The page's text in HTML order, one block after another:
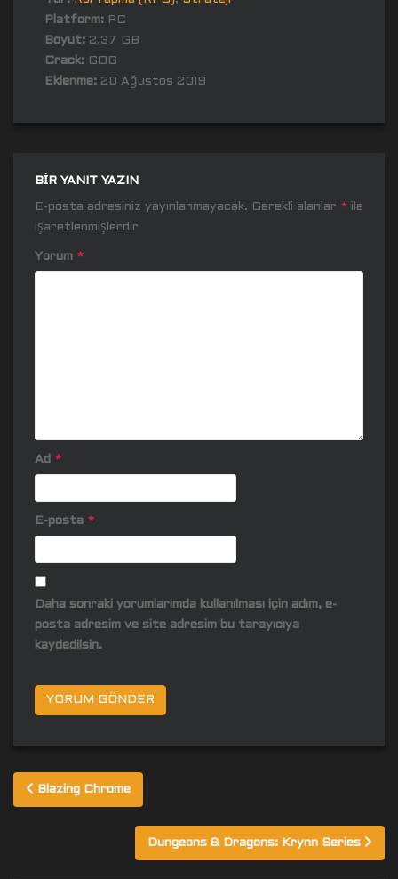
Platform: PC
Boyut: 2.37 GB
Crack: GOG
Eklenme: 20 Ağustos 2019
BIR YANIT YAZIN
E-posta adresiniz yayınlanmayacak. Gerekli alanlar * ile
işaretlenmişlerdir
Yorum *
Ad *
E-posta *
Daha sonraki yorumlarımda kullanılması için adım, e-
posta adresim ve site adresim bu tarayıcıya
kaydedilsin.
Yazı
gezinmesi
Blazing Chrome
Dungeons & Dragons: Krynn Series